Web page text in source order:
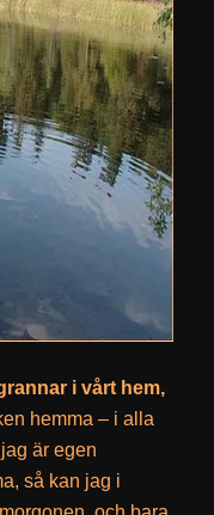
i vårt hem,
hemma – i alla
är egen
så kan jag i